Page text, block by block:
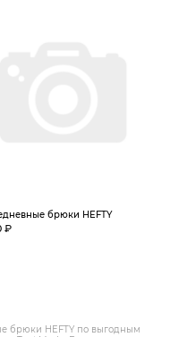
брюки HEFTY
₽
брюки HEFTY по выгодным